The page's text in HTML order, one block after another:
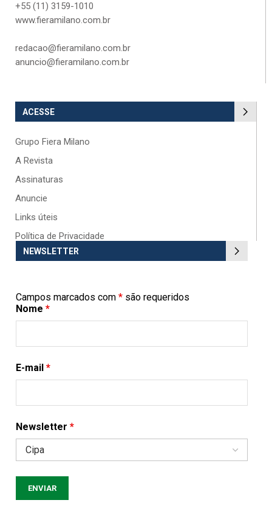
+55 (11) 3159-1010
www.fieramilano.com.br
redacao@fieramilano.com.br
anuncio@fieramilano.com.br
ACESSE
Grupo Fiera Milano
A Revista
Assinaturas
Anuncie
Links úteis
Política de Privacidade
NEWSLETTER
Campos marcados com * são requeridos
Nome *
E-mail *
Newsletter *